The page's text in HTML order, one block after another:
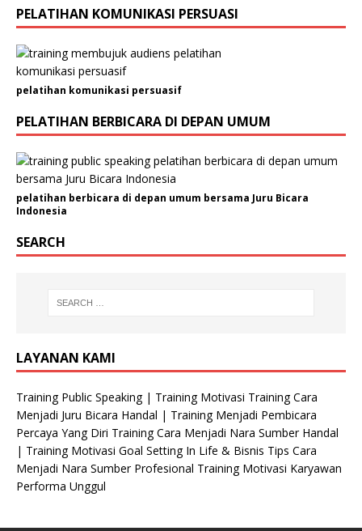
n
N
a
m
a
A
l
a
m
a
t
PELATIHAN KOMUNIKASI PERSUASI
pelatihan komunikasi persuasif
PELATIHAN BERBICARA DI DEPAN UMUM
pelatihan berbicara di depan umum bersama Juru Bicara
Indonesia
SEARCH
LAYANAN KAMI
Training Public Speaking | Training Motivasi Training Cara
Menjadi Juru Bicara Handal | Training Menjadi Pembicara
Percaya Yang Diri Training Cara Menjadi Nara Sumber Handal
| Training Motivasi Goal Setting In Life & Bisnis Tips Cara
Menjadi Nara Sumber Profesional Training Motivasi Karyawan
Performa Unggul